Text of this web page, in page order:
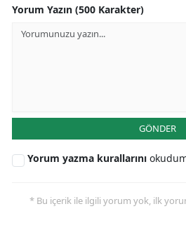
Yorum Yazın (500 Karakter)
GÖNDER
Yorum yazma kurallarını
* Bu içerik ile ilgili yorum yok, ilk